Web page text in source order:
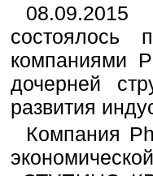
состоялось
компаниями
дочерней
развития
Компания